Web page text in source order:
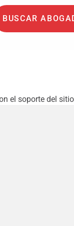
BUSCAR
el soporte del